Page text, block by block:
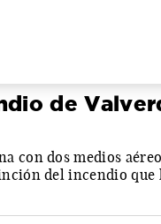
de
con dos medios
del incendio que